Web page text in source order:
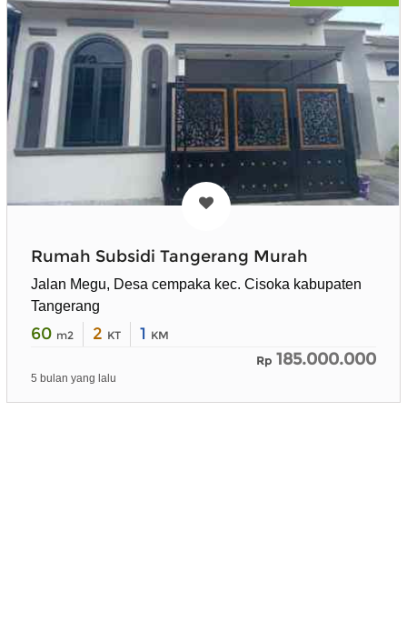
Rumah Subsidi Tangerang Murah
Jalan Megu, Desa cempaka kec. Cisoka kabupaten
Tangerang
60 m2 2 KT 1 KM
Rp 185.000.000
5 bulan yang lalu